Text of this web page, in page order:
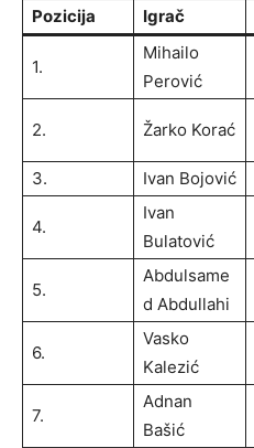
Pozicija Igrač
1.
Mihailo
Perović
2. Žarko Korać
3. Ivan Bojović
4.
Ivan
Bulatović
5.
Abdulsame
d Abdullahi
6.
Vasko
Kalezić
7.
Adnan
Bašić